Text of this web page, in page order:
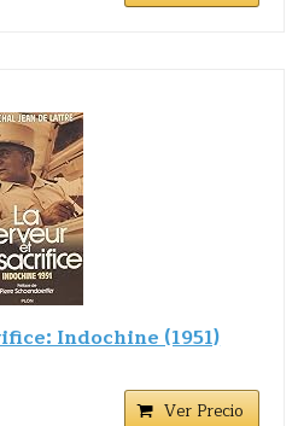
Indochine (1951)
Ver Precio